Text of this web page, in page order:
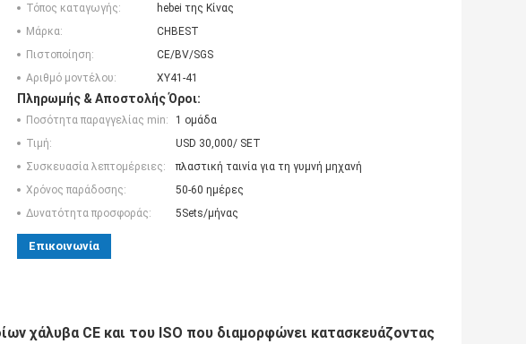
Τόπος καταγωγής:
hebei της Κίνας
Μάρκα:
CHBEST
Πιστοποίηση:
CE/BV/SGS
Αριθμό μοντέλου:
XY41-41
Πληρωμής & Αποστολής Όροι:
Ποσότητα παραγγελίας min:
1 ομάδα
Τιμή:
USD 30,000/ SET
Συσκευασία λεπτομέρειες:
πλαστική ταινία για τη γυμνή μηχανή
Χρόνος παράδοσης:
50-60 ημέρες
Δυνατότητα προσφοράς:
5Sets/μήνας
Επικοινωνία
χάλυβα CE και του ISO που διαμορφώνει κατασκευάζοντας